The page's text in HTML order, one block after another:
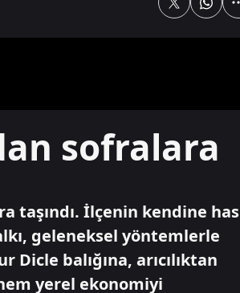
Bilecik'te arazide
Ansiklopedik Türk
Tarih Sözlüğü
Yaşam
Cumhuriyet
tarihinin en
yüksek üretimi
sofralara
taşındı. İlçenin kendine has
geleneksel yöntemlerle
balığına, arıcılıktan
yerel ekonomiyi